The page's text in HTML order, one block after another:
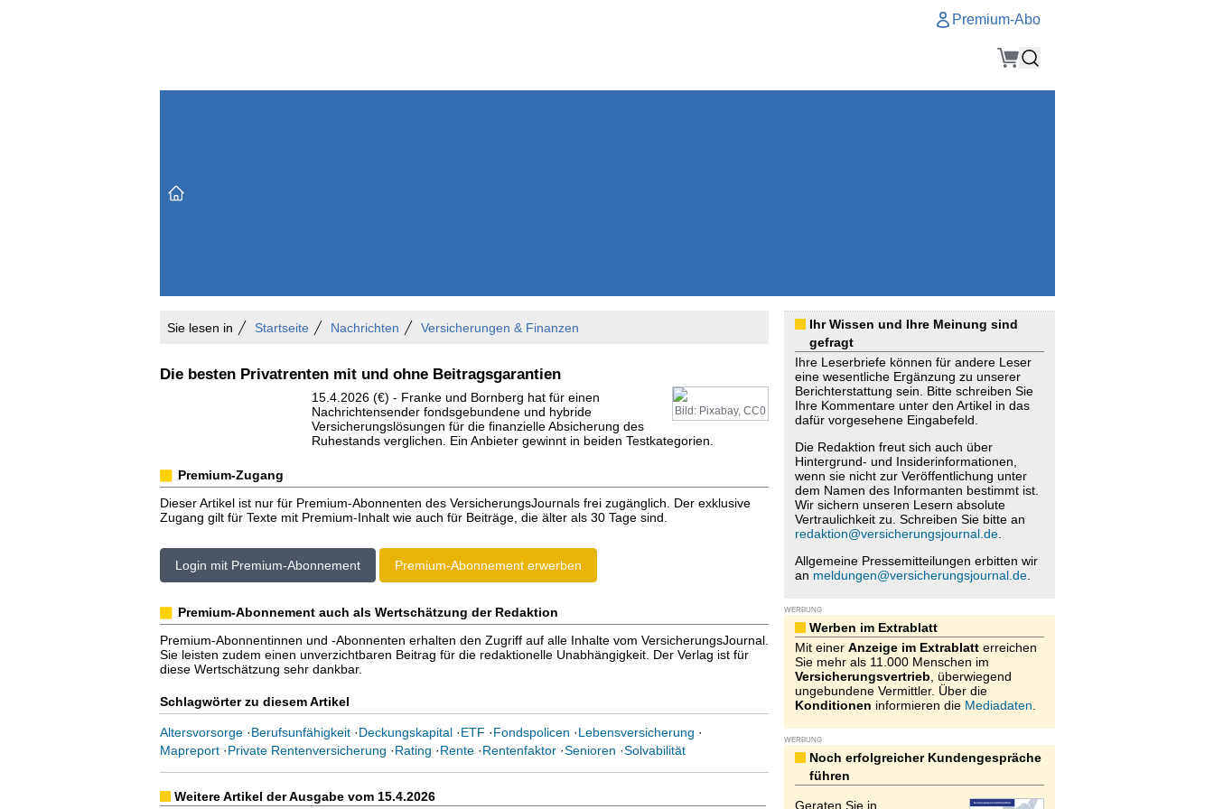
Premium-Abo
Sie lesen in Startseite Nachrichten Versicherungen & Finanzen
Die besten Privatrenten mit und ohne Beitragsgarantien
Bild: Pixabay, CC0
15.4.2026 (€) - Franke und Bornberg hat für einen
Nachrichtensender fondsgebundene und hybride
Versicherungslösungen für die finanzielle Absicherung des
Ruhestands verglichen. Ein Anbieter gewinnt in beiden Testkategorien.
Premium-Zugang
Dieser Artikel ist nur für Premium-Abonnenten des VersicherungsJournals frei zugänglich. Der exklusive
Zugang gilt für Texte mit Premium-Inhalt wie auch für Beiträge, die älter als 30 Tage sind.
Login mit Premium-Abonnement Premium-Abonnement erwerben
Premium-Abonnement auch als Wertschätzung der Redaktion
Premium-Abonnentinnen und -Abonnenten erhalten den Zugriff auf alle Inhalte vom VersicherungsJournal.
Sie leisten zudem einen unverzichtbaren Beitrag für die redaktionelle Unabhängigkeit. Der Verlag ist für
diese Wertschätzung sehr dankbar.
Schlagwörter zu diesem Artikel
Altersvorsorge·Berufsunfähigkeit·Deckungskapital·ETF ·Fondspolicen ·Lebensversicherung ·
Mapreport·Private Rentenversicherung ·Rating ·Rente·Rentenfaktor·Senioren ·Solvabilität
Weitere Artikel der Ausgabe vom 15.4.2026
Ihr Wissen und Ihre Meinung sind
gefragt
Ihre Leserbriefe können für andere Leser
eine wesentliche Ergänzung zu unserer
Berichterstattung sein. Bitte schreiben Sie
Ihre Kommentare unter den Artikel in das
dafür vorgesehene Eingabefeld.
Die Redaktion freut sich auch über
Hintergrund- und Insiderinformationen,
wenn sie nicht zur Veröffentlichung unter
dem Namen des Informanten bestimmt ist.
Wir sichern unseren Lesern absolute
Vertraulichkeit zu. Schreiben Sie bitte an
redaktion@versicherungsjournal.de.
Allgemeine Pressemitteilungen erbitten wir
an meldungen@versicherungsjournal.de.
WERBUNG
Werben im Extrablatt
Mit einer Anzeige im Extrablatterreichen
Sie mehr als 11.000 Menschen im
Versicherungsvertrieb , überwiegend
ungebundene Vermittler. Über die
Konditionen informieren die Mediadaten
WERBUNG
Noch erfolgreicher Kundengespräche
führen
Geraten Sie in